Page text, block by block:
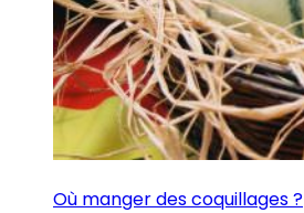
Où manger des coquillages ?